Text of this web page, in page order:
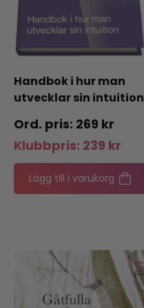
Handbok i hur man
utvecklar sin intuition
269 kr
Klubbpris: 239 kr
Lägg till i varukorg